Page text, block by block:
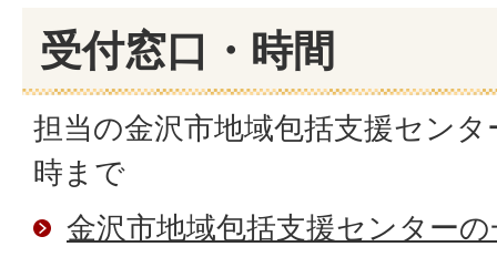
受付窓口・時間
担当の金沢市地域包括支援セン
時まで
金沢市地域包括支援センター